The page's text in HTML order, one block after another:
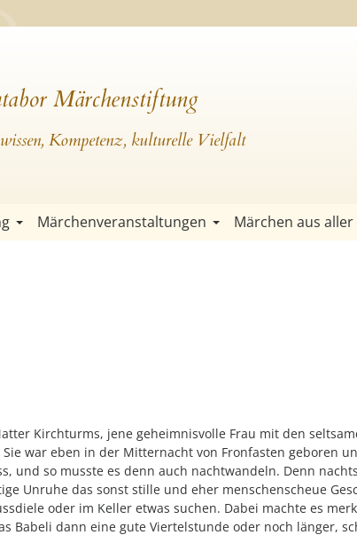
Märchenstiftung
Kompetenz, kulturelle Vielfalt
Märchenveranstaltungen Märchen aus
Kirchturms, jene geheimnisvolle Frau mit den
war eben in der Mitternacht von Fronfasten geboren
und so musste es denn auch nachtwandeln. Denn
Unruhe das sonst stille und eher menschenscheue
oder im Keller etwas suchen. Dabei machte es
Babeli dann eine gute Viertelstunde oder noch länger,